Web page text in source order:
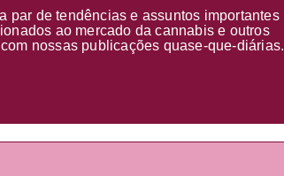
par detendências e assuntos importantes
ao mercado da cannabis e outros
com nossas publicações quase-que-diárias.